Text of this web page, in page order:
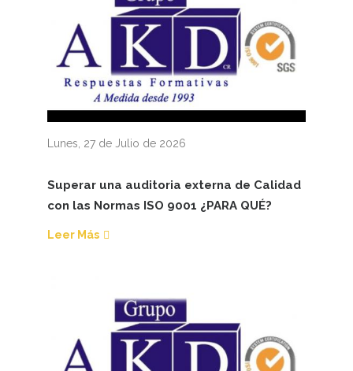
Lunes, 27 de Julio de 2026
Superar una auditoria externa de Calidad
con las Normas ISO 9001 ¿PARA QUÉ?
Leer Más